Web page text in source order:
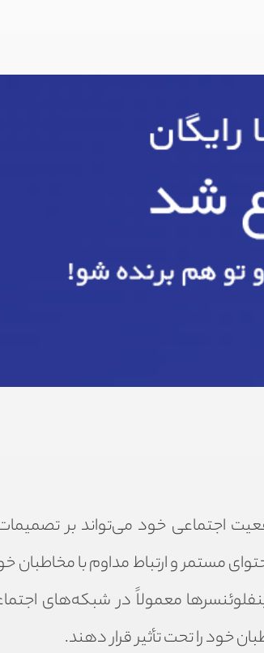
اجتماعی خود می‌تواند بر
مستمر و ارتباط مداوم با مخاطبان
معمولاً در شبکه‌های
خود را تحت تأثیر قرار دهند.